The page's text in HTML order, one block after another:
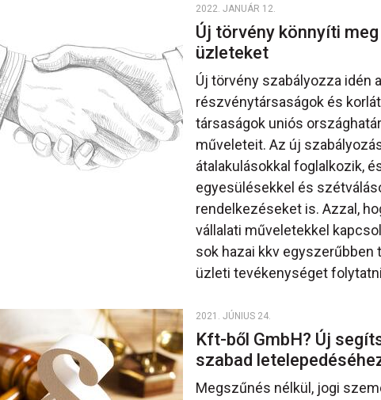
2022. JANUÁR 12.
Új törvény könnyíti
üzleteket
Új törvény szabályozza idén
részvénytársaságok és
társaságok uniós
műveleteit. Az új
átalakulásokkal foglalkozik,
egyesülésekkel és
rendelkezéseket is. Azzal,
vállalati műveletekkel
sok hazai kkv egyszerűbben
üzleti tevékenységet
2021. JÚNIUS 24.
Kft-ből GmbH? Új
szabad
Megszűnés nélkül, jogi